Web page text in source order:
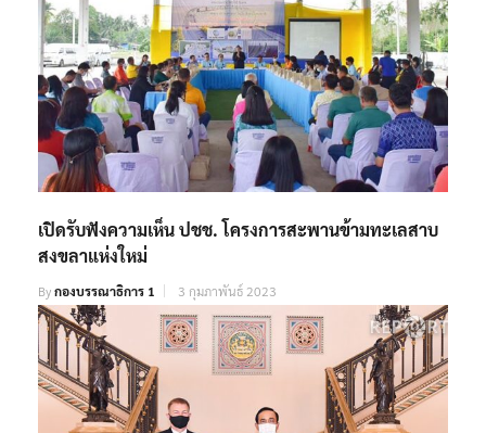
เปิดรับฟังความเห็น ปชช. โครงการสะพานข้ามทะเลสาบ
สงขลาแห่งใหม่
Byกองบรรณาธิการ 1 3 กุมภาพันธ์ 2023